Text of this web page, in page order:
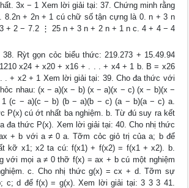
3x − 1 Xem lời giải tại: 37. Chứng minh rằng
+ 2n + 1 cú chữ số tận cựng là 0. n + 3 n
+ 2 − 7.2 ⋮ 25 n + 3 n + 2 n + 1 n c. 4 + 4 − 4
Rỳt gọn cỏc biểu thức: 219.273 + 15.49.94
x24 + x20 + x16 + . . . + x4 + 1 b. B = x26
. + x2 + 1 Xem lời giải tại: 39. Cho đa thức với
nhau: (x − a)(x − b) (x − a)(x − c) (x − b)(x −
(c − a)(c − b) (b − a)(b − c) (a − b)(a − c) a.
P(x) cú ớt nhất ba nghiệm. b. Từ đú suy ra kết
đa thức P(x). Xem lời giải tại: 40. Cho nhị thức
+ b với a ≠ 0 a. Tỡm cỏc giỏ trị của a; b để
kỡ x1; x2 ta cú: f(x1) + f(x2) = f(x1 + x2). b.
với mọi a ≠ 0 thỡ f(x) = ax + b cú một nghiệm
c. Cho nhị thức g(x) = cx + d. Tỡm sự
c; d để f(x) = g(x). Xem lời giải tại: 3 3 3 41.